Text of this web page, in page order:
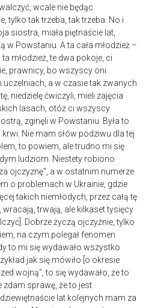
wcale nie będąc
tylko tak trzeba, tak trzeba. No i
siostra, miała piętnaście lat,
w Powstaniu. A ta cała młodzież –
młodzież, te dwa pokoje, ci
prawnicy, bo wszyscy oni
a w czasie tak zwanych
niedzielę ćwiczyli, mieli zajęcia
lasach, otóż ci wszyscy
zginęli w Powstaniu. Była to
Nie mam słów podziwu dla tej
to powiem, ale trudno mi się
ludziom. Niestety robiono
ojczyznę”, a w ostatnim numerze
o problemach w Ukrainie, gdzie
takich niemłodych, przez całą tę
trwają, ale kilkaset tysięcy
Dobrze życzą ojczyźnie, tylko
na czym polegał fenomen
to mi się wydawało wszystko
jak się mówiło [o okresie
wojną”, to się wydawało, że to
zdam sprawę, że to jest
lat kolejnych mam za